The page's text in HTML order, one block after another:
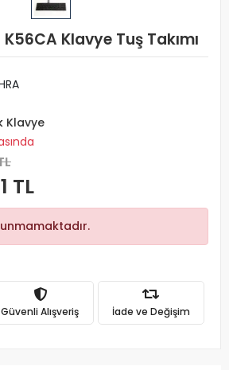
Klavye Tuş Takımı
Klavye
TL
Güvenli Alışveriş İade ve Değişim